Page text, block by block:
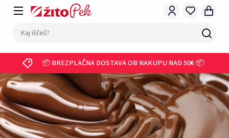
📦 BREZPLAČNA DOSTAVA OB NAKUPU NAD 50€ 📦